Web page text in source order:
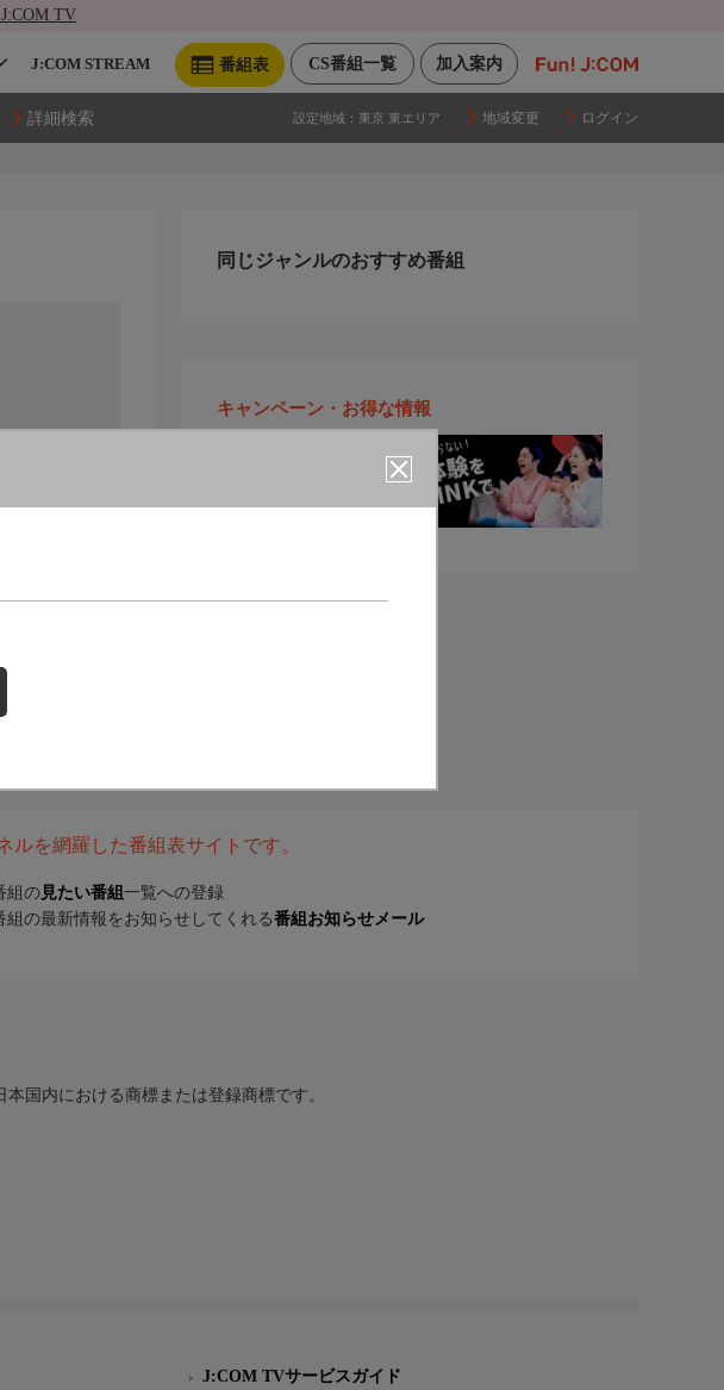
TV
加入案内
CS番組一覧
番組表
J:COM STREAM
詳細検索 設定地域： 東京 東エリア 地域変更 ログイン
同じジャンルのおすすめ番組
キャンペーン・お得な情報
ルを網羅した番組表サイトです。
組の 見たい番組 一覧への登録
組の最新情報をお知らせしてくれる番組お知らせメール
国内における商標または登録商標です。
J:COM TVサービスガイド